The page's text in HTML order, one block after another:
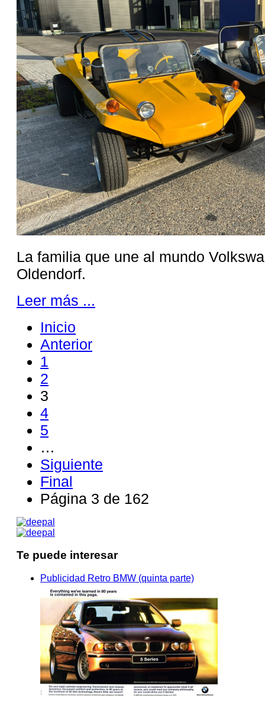
La familia que une al mundo
Oldendorf.
Leer más ...
Inicio
Anterior
1
2
3
4
5
…
Siguiente
Final
Página 3 de 162
Te puede interesar
Publicidad Retro BMW (quinta parte)